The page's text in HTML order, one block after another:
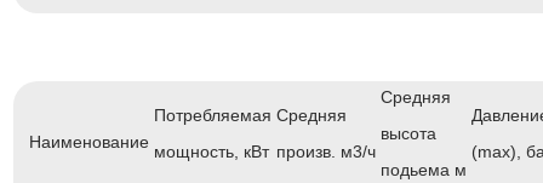
Наименование
Потребляемая
мощность, кВт
Средняя
произв. м3/ч
Средняя
высота
подьема м
(max),